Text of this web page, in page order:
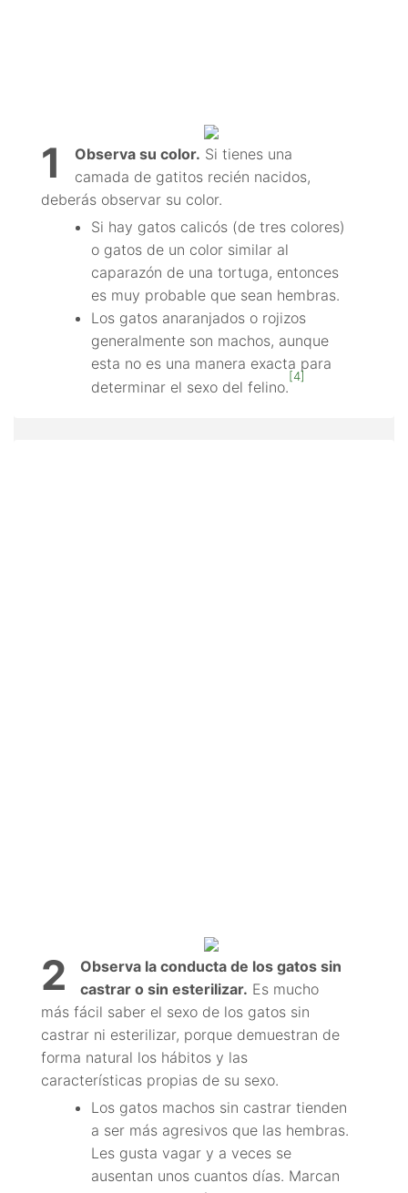
1 Observa su color. Si tienes una
camada de gatitos recién nacidos,
deberás observar su color.
Si hay gatos calicós (de tres colores)
o gatos de un color similar al
caparazón de una tortuga, entonces
es muy probable que sean hembras.
Los gatos anaranjados o rojizos
generalmente son machos, aunque
esta no es una manera exacta para
determinar el sexo del felino.
[4]
2
Observa la conducta de los gatos sin
castrar o sin esterilizar. Es mucho
más fácil saber el sexo de los gatos sin
castrar ni esterilizar, porque demuestran de
forma natural los hábitos y las
características propias de su sexo.
Los gatos machos sin castrar tienden
a ser más agresivos que las hembras.
Les gusta vagar y a veces se
ausentan unos cuantos días. Marcan